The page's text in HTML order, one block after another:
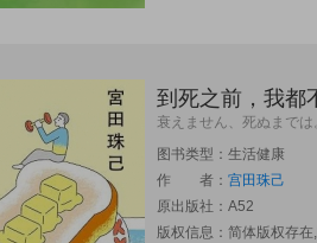
到死之前，我都
衰えません、死ぬまでは
图书类型：生活健康
作 者： 宫田珠己
原出版社： A52
版权信息：简体版权存